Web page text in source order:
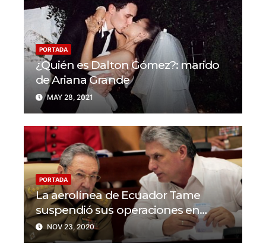
PORTADA
¿Quién es Dalton Gómez?: marido
de Ariana Grande
MAY 28, 2021
PORTADA
La aerolínea de Ecuador Tame
suspendió sus operaciones en
Cuba y Venezuela
NOV 23, 2020